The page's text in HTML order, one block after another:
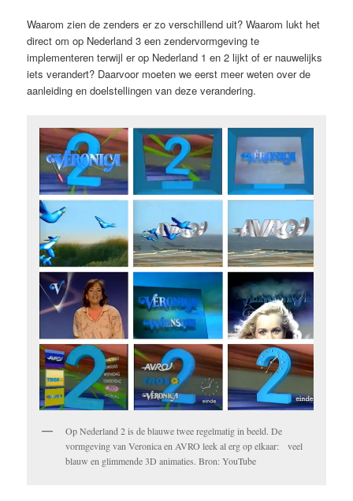
Waarom zien de zenders er zo verschillend uit? Waarom lukt het
direct om op Nederland 3 een zendervormgeving te
implementeren terwijl er op Nederland 1 en 2 lijkt of er nauwelijks
iets verandert? Daarvoor moeten we eerst meer weten over de
aanleiding en doelstellingen van deze verandering.
Op Nederland 2 is de blauwe twee regelmatig in beeld. De
vormgeving van Veronica en AVRO leek al erg op elkaar: veel
blauw en glimmende 3D animaties. Bron: YouTube